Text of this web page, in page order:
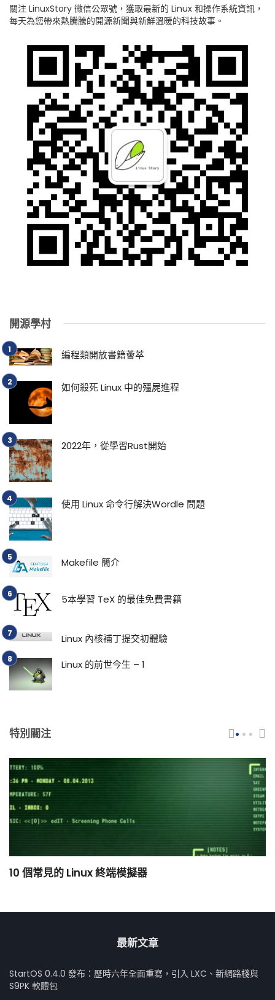
關注 LinuxStory 微信公眾號，獲取最新的 Linux 和操作系統資訊，
每天為您帶來熱騰騰的開源新聞與新鮮溫暖的科技故事。
開源學村
編程類開放書籍薈萃
如何殺死 Linux 中的殭屍進程
2022年，從學習Rust開始
使用 Linux 命令行解決Wordle 問題
Makefile 簡介
5本學習 TeX 的最佳免費書籍
Linux 內核補丁提交初體驗
Linux 的前世今生 – 1
特別關注
10 個常見的 Linux 終端模擬器
最新文章
StartOS 0.4.0 發布：歷時六年全面重寫，引入 LXC、新網路棧與
S9PK 軟體包